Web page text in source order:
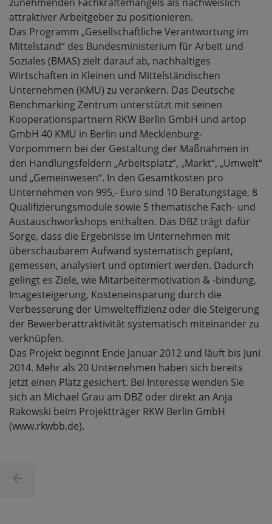
attraktiver Arbeitgeber zu positionieren.
Das Programm „Gesellschaftliche Verantwortung im
Mittelstand“ des Bundesministerium für Arbeit und
Soziales (BMAS) zielt darauf ab, nachhaltiges
Wirtschaften in Kleinen und Mittelständischen
Unternehmen (KMU) zu verankern. Das Deutsche
Benchmarking Zentrum unterstützt mit seinen
Kooperationspartnern RKW Berlin GmbH und artop
GmbH 40 KMU in Berlin und Mecklenburg-
Vorpommern bei der Gestaltung der Maßnahmen in
den Handlungsfeldern „Arbeitsplatz“, „Markt“, „Umwelt“
und „Gemeinwesen“. In den Gesamtkosten pro
Unternehmen von 995,- Euro sind 10 Beratungstage, 8
Qualifizierungsmodule sowie 5 thematische Fach- und
Austauschworkshops enthalten. Das DBZ trägt dafür
Sorge, dass die Ergebnisse im Unternehmen mit
überschaubarem Aufwand systematisch geplant,
gemessen, analysiert und optimiert werden. Dadurch
gelingt es Ziele, wie Mitarbeitermotivation & -bindung,
Imagesteigerung, Kosteneinsparung durch die
Verbesserung der Umwelteffizienz oder die Steigerung
der Bewerberattraktivität systematisch miteinander zu
verknüpfen.
Das Projekt beginnt Ende Januar 2012 und läuft bis Juni
2014. Mehr als 20 Unternehmen haben sich bereits
jetzt einen Platz gesichert. Bei Interesse wenden Sie
sich an Michael Grau am DBZ oder direkt an Anja
Rakowski beim Projektträger RKW Berlin GmbH
(www.rkwbb.de).